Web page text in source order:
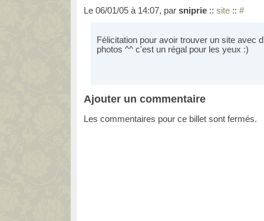
Le 06/01/05 à 14:07, par sniprie :: site :: #
Félicitation pour avoir trouver un site avec
photos ^^ c'est un régal pour les yeux :)
Ajouter un commentaire
Les commentaires pour ce billet sont fermés.